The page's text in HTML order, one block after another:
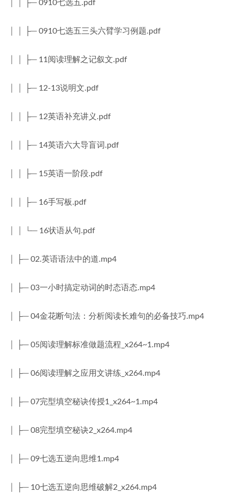
│ │ ├─ 0910七选五.pdf
│ │ ├─ 0910七选五三头六臂学习例题.pdf
│ │ ├─ 11阅读理解之记叙文.pdf
│ │ ├─ 12-13说明文.pdf
│ │ ├─ 12英语补充讲义.pdf
│ │ ├─ 14英语六大导盲词.pdf
│ │ ├─ 15英语一阶段.pdf
│ │ ├─ 16手写板.pdf
│ │ └─ 16状语从句.pdf
│ ├─ 02.英语语法中的道.mp4
│ ├─ 03一小时搞定动词的时态语态.mp4
│ ├─ 04金花断句法：分析阅读长难句的必备技巧.mp4
│ ├─ 05阅读理解标准做题流程_x264~1.mp4
│ ├─ 06阅读理解之应用文讲练_x264.mp4
│ ├─ 07完型填空秘诀传授1_x264~1.mp4
│ ├─ 08完型填空秘诀2_x264.mp4
│ ├─ 09七选五逆向思维1.mp4
│ ├─ 10七选五逆向思维破解2_x264.mp4